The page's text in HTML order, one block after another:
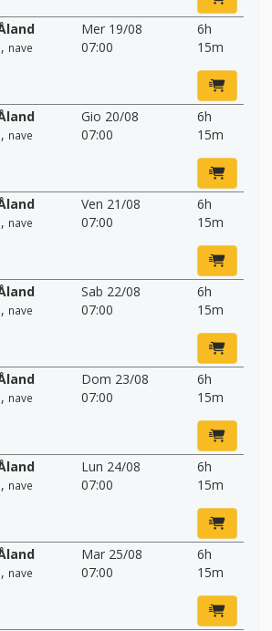
, nave
Mer 19/08
07:00
6h
15m
, nave
Gio 20/08
07:00
6h
15m
, nave
Ven 21/08
07:00
6h
15m
, nave
Sab 22/08
07:00
6h
15m
, nave
Dom 23/08
07:00
6h
15m
, nave
Lun 24/08
07:00
6h
15m
, nave
Mar 25/08
07:00
6h
15m